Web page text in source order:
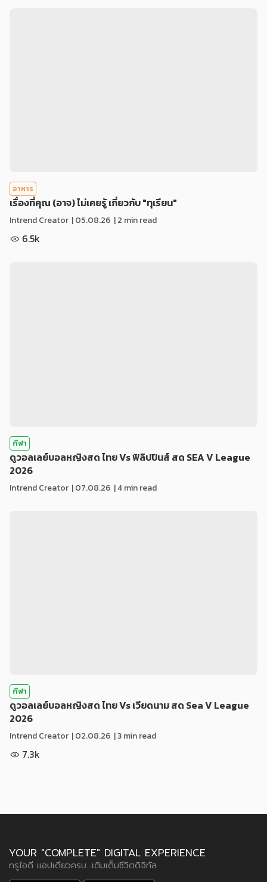
อาหาร
เรื่องที่คุณ (อาจ) ไม่เคยรู้ เกี่ยวกับ "ทุเรียน"
Intrend Creator |05.08.26 | 2 min read
6.5k
กีฬา
ดูวอลเลย์บอลหญิงสด ไทย Vs ฟิลิปปินส์ สด SEA V League
2026
Intrend Creator |07.08.26 | 4 min read
กีฬา
ดูวอลเลย์บอลหญิงสด ไทย Vs เวียดนาม สด Sea V League
2026
Intrend Creator |02.08.26 | 3 min read
7.3k
YOUR "COMPLETE" DIGITAL EXPERIENCE
ทรูไอดี แอปเดียวครบ...เติมเต็มชีวิตดิจิทัล